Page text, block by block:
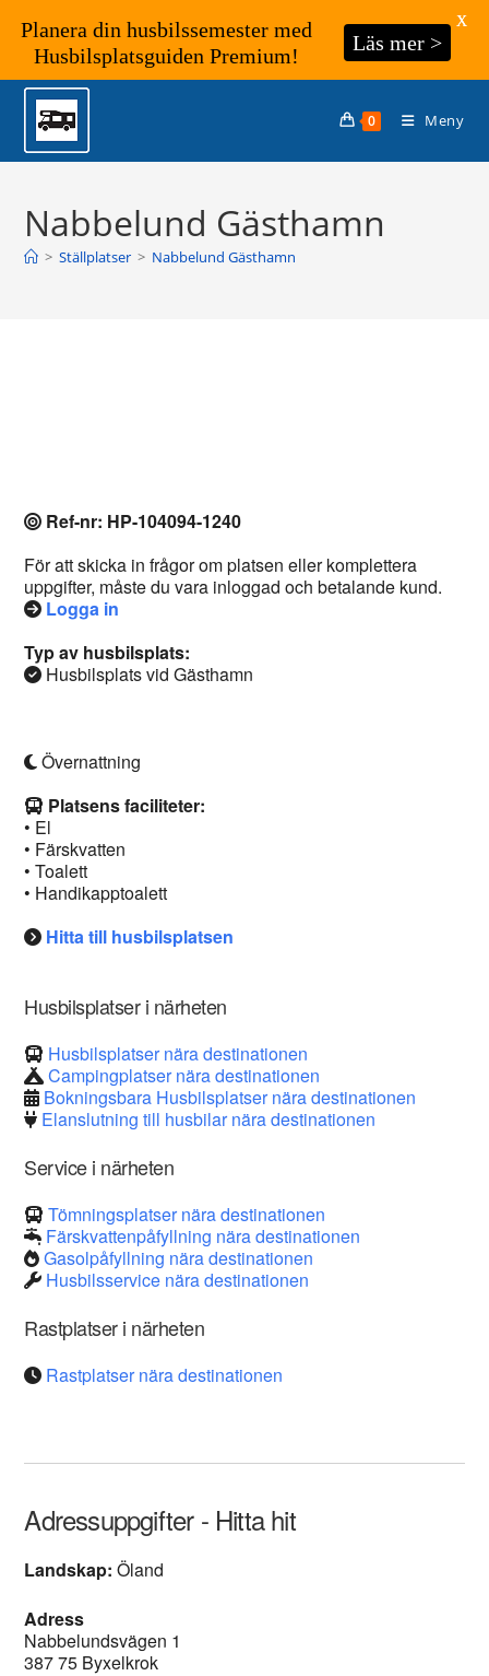
Hoppa
innehållet
0 Meny
Nabbelund Gästhamn
> Ställplatser > Nabbelund Gästhamn
Ref-nr: HP-104094-1240
För att skicka in frågor om platsen eller komplettera
uppgifter, måste du vara inloggad och betalande kund.
Logga in
Typ av husbilsplats:
Husbilsplats vid Gästhamn
Övernattning
Platsens faciliteter:
• El
• Färskvatten
• Toalett
• Handikapptoalett
Hitta till husbilsplatsen
Husbilsplatser i närheten
Husbilsplatser nära destinationen
Campingplatser nära destinationen
Bokningsbara Husbilsplatser nära destinationen
Elanslutning till husbilar nära destinationen
Service i närheten
Tömningsplatser nära destinationen
Färskvattenpåfyllning nära destinationen
Gasolpåfyllning nära destinationen
Husbilsservice nära destinationen
Rastplatser i närheten
Rastplatser nära destinationen
Adressuppgifter - Hitta hit
Landskap:Öland
Adress
Nabbelundsvägen 1
387 75 Byxelkrok
Planera din husbilssemester med
Husbilsplatsguiden Premium!
Läs mer >
X